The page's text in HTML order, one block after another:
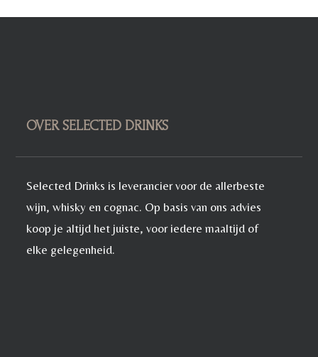
OVER SELECTED DRINKS
Selected Drinks is leverancier voor de allerbeste
wijn, whisky en cognac. Op basis van ons advies
koop je altijd het juiste, voor iedere maaltijd of
elke gelegenheid.